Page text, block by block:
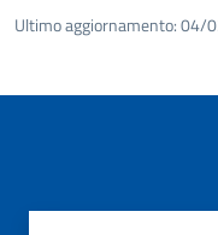
Ultimo aggiornamento:04/